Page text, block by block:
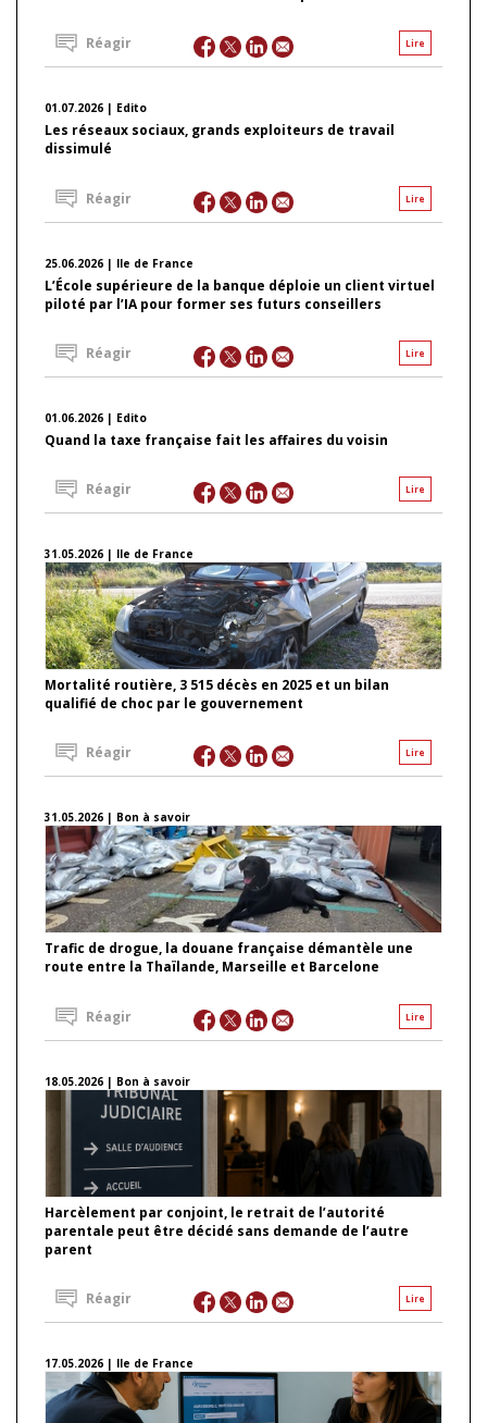
Lire
Réagir
01.07.2026 | Edito
Les réseaux sociaux, grands exploiteurs de travail
dissimulé
Lire
Réagir
25.06.2026 | Ile de France
L’École supérieure de la banque déploie un client virtuel
piloté par l’IA pour former ses futurs conseillers
Lire
Réagir
01.06.2026 | Edito
Quand la taxe française fait les affaires du voisin
Lire
Réagir
31.05.2026 | Ile de France
Mortalité routière, 3 515 décès en 2025 et un bilan
qualifié de choc par le gouvernement
Lire
Réagir
31.05.2026 | Bon à savoir
Trafic de drogue, la douane française démantèle une
route entre la Thaïlande, Marseille et Barcelone
Lire
Réagir
18.05.2026 | Bon à savoir
Harcèlement par conjoint, le retrait de l’autorité
parentale peut être décidé sans demande de l’autre
parent
Lire
Réagir
17.05.2026 | Ile de France